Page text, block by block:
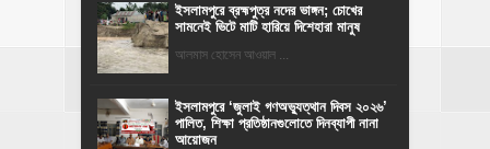
ইসলামপুরে ব্রহ্মপুত্র নদের ভাঙ্গন; চোখের
সামনেই ভিটে মাটি হারিয়ে দিশেহারা মানুষ
আলমাস হোসেন আওয়াল ...
‎ইসলামপুরে ‘জুলাই গণঅভ্যুত্থান দিবস ২০২৬’
পালিত, শিক্ষা প্রতিষ্ঠানগুলোতে দিনব্যাপী নানা
আয়োজন